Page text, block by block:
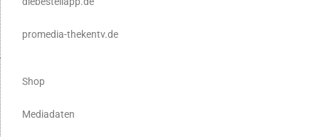
promedia-thekentv.de
Shop
Mediadaten